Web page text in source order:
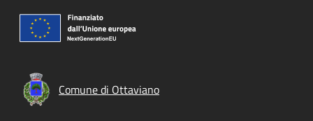
Comune di Ottaviano